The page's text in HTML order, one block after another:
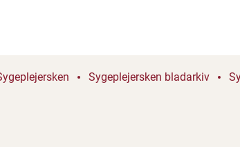
Sygeplejersken bladarkiv